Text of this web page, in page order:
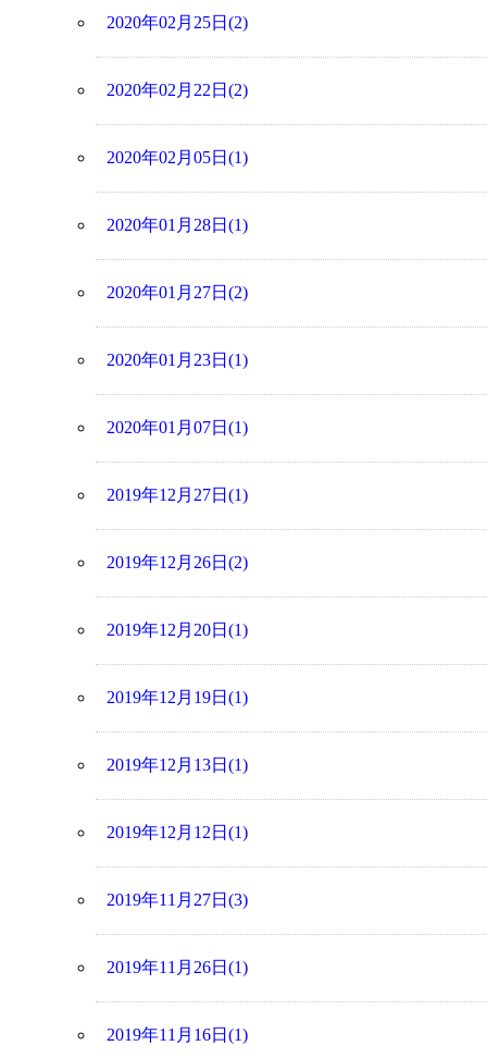
2020年02月25日(2)
2020年02月22日(2)
2020年02月05日(1)
2020年01月28日(1)
2020年01月27日(2)
2020年01月23日(1)
2020年01月07日(1)
2019年12月27日(1)
2019年12月26日(2)
2019年12月20日(1)
2019年12月19日(1)
2019年12月13日(1)
2019年12月12日(1)
2019年11月27日(3)
2019年11月26日(1)
2019年11月16日(1)